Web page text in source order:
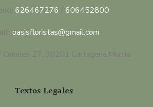
626467276 / 606452800
oasisfloristas@gmail.com
Canales 27, 30201 Cartagena,Murcia
Textos Legales